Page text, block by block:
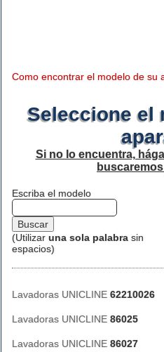
Como encontrar el modelo de su
Seleccione el
Si no lo encuentra,
Escriba el modelo
(Utilizar una sola palabra sin
espacios)
Lavadoras UNICLINE 62210026
Lavadoras UNICLINE 86025
Lavadoras UNICLINE 86027